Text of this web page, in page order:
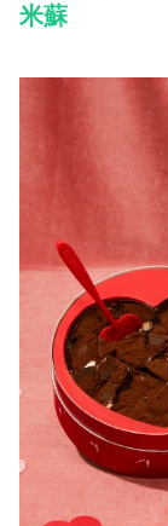
米蘇